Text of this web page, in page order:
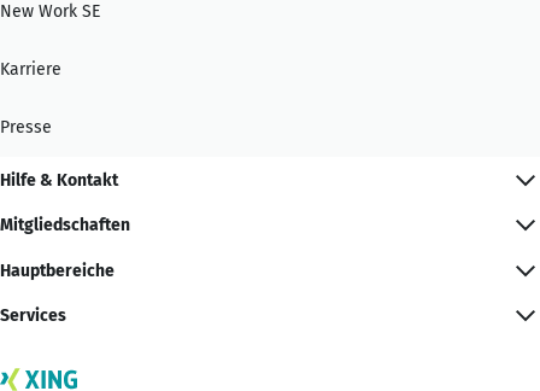
New Work SE
Karriere
Presse
Hilfe & Kontakt
Mitgliedschaften
Hauptbereiche
Services